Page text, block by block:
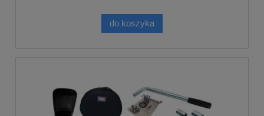
do koszyka